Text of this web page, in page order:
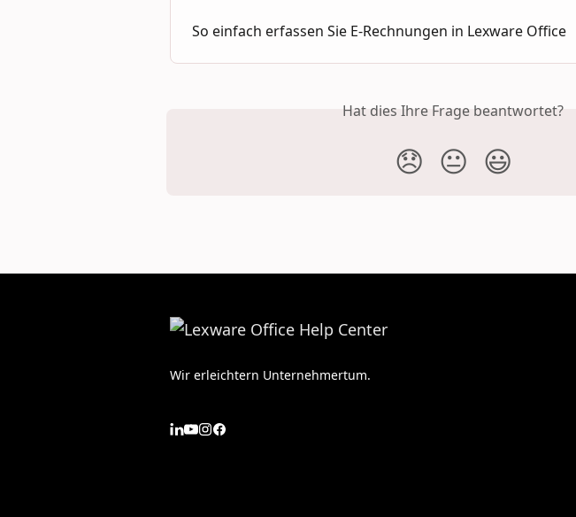
So einfach erfassen Sie E-Rechnungen in Lexware Office
Hat dies Ihre Frage beantwortet?
😞 😐 😃
Wir erleichtern Unternehmertum.